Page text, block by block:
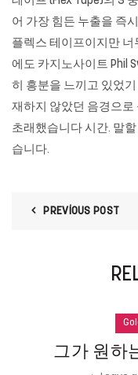
어 가장 힘든 누출을 즉
플렉스 테이프이지만 너
에도 카지노사이트 Phil
히 흥분을 느끼고 있었
재하지 않았던 음경으로
초래했습니다 시간. 말
습니다.
PREVIOUS POST
그가 원하